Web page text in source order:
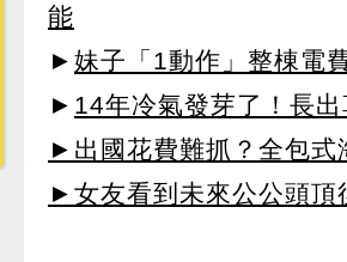
能
► 妹子「1動作」整棟電
► 14年冷氣發芽了！長
►出國花費難抓？全包式
►女友看到未來公公頭頂